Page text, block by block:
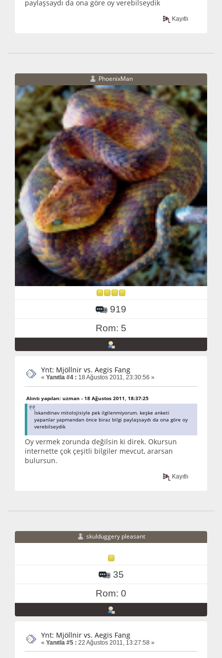
paylaşsaydı da ona göre oy verebilseydik
Kayıtlı
PhoenixMan
919
Rom: 5
Ynt: Mjöllnir vs. Aegis Fang
« Yanıtla #4 : 18 Ağustos 2011, 23:30:56 »
Alıntı yapılan: uzman - 18 Ağustos 2011, 18:37:25
İskandinav mitolojisiyle pek ilgilenmiyorum. keşke anketi
yapanlar yapmandan önce biraz bilgi paylaşsaydı da ona göre oy
verebilseydik
Oy vermek zorunda değilsin ki direk. Okursun
internette çok çeşitli bilgiler mevcut, ararsan
bulursun.
Kayıtlı
skulduggery pleasant
35
Rom: 0
Ynt: Mjöllnir vs. Aegis Fang
« Yanıtla #5 : 22 Ağustos 2011, 13:27:58 »